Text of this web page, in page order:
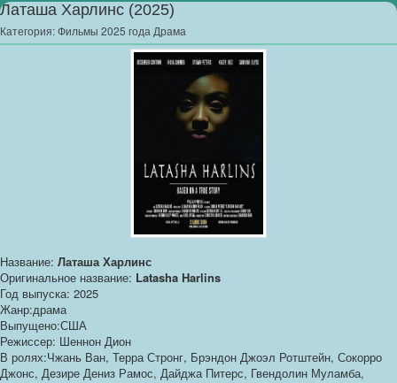
Латаша Харлинс (2025)
Категория:Фильмы 2025 года Драма
Название: Латаша Харлинс
Оригинальное название: Latasha Harlins
Год выпуска: 2025
Жанр:драма
Выпущено:США
Режиссер: Шеннон Дион
В ролях:Чжань Ван, Терра Стронг, Брэндон Джоэл Ротштейн, Сокорро
Джонс, Дезире Дениз Рамос, Дайджа Питерс, Гвендолин Муламба,